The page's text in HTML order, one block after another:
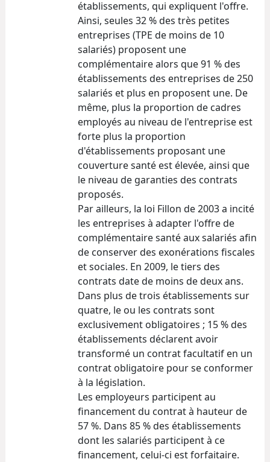
établissements, qui expliquent l'offre.
Ainsi, seules 32 % des très petites
entreprises (TPE de moins de 10
salariés) proposent une
complémentaire alors que 91 % des
établissements des entreprises de 250
salariés et plus en proposent une. De
même, plus la proportion de cadres
employés au niveau de l'entreprise est
forte plus la proportion
d'établissements proposant une
couverture santé est élevée, ainsi que
le niveau de garanties des contrats
proposés.
Par ailleurs, la loi Fillon de 2003 a incité
les entreprises à adapter l'offre de
complémentaire santé aux salariés afin
de conserver des exonérations fiscales
et sociales. En 2009, le tiers des
contrats date de moins de deux ans.
Dans plus de trois établissements sur
quatre, le ou les contrats sont
exclusivement obligatoires ; 15 % des
établissements déclarent avoir
transformé un contrat facultatif en un
contrat obligatoire pour se conformer
à la législation.
Les employeurs participent au
financement du contrat à hauteur de
57 %. Dans 85 % des établissements
dont les salariés participent à ce
financement, celui-ci est forfaitaire.